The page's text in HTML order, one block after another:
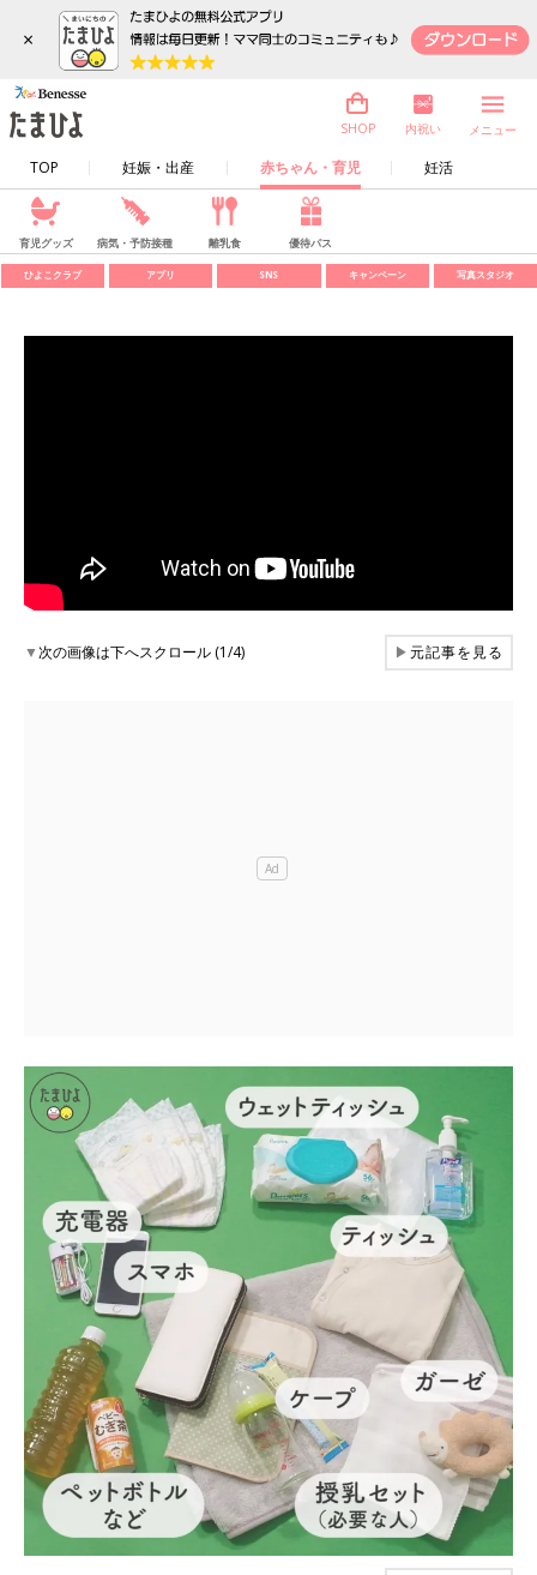
×
TOP 妊娠・出産 赤ちゃん・育児 妊活
SHOP 内祝い メニュー
育児グッズ 病気・予防接種 離乳食 優待パス
ひよこクラブ アプリ SNS キャンペーン 写真スタジオ
▼次の画像は下へスクロール (1/4) ▶元記事を見る